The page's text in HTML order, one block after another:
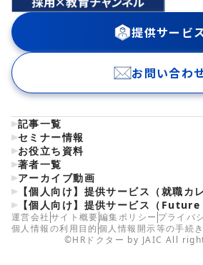
提供サービ
お問い合わ
記事一覧
セミナー情報
お役立ち資料
著者一覧
アーカイブ動画
【個人向け】提供サービス（就職カ
【個人向け】提供サービス（
運営会社 サイト概要編集ポリシー プライバ
個人情報の利用目的 個人情報開示等の手続き
©HRドクター by JAIC All